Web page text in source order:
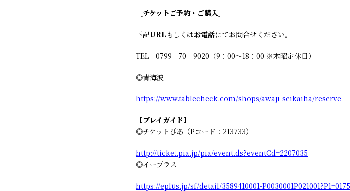
［チケットご予約・ご購入］
下記URL もしくはお電話にてお問合せください。
TEL 0799‐70‐9020（9：00～18：00 ※木曜定休日）
◎青海波
https://www.tablecheck.com/shops/awaji-seikaiha/reserve
【プレイガイド】
◎チケットぴあ（Pコード：213733）
http://ticket.pia.jp/pia/event.ds?eventCd=2207035
◎イープラス
https://eplus.jp/sf/detail/3589410001-P0030001P021001?P1=0175